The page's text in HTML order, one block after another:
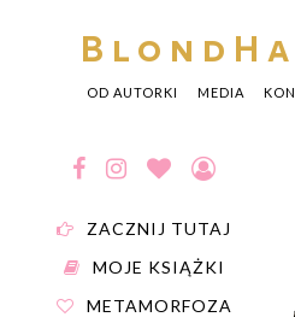
OD AUTORKI MEDIA
ZACZNIJ TUTAJ
MOJE KSIĄŻKI
METAMORFOZA